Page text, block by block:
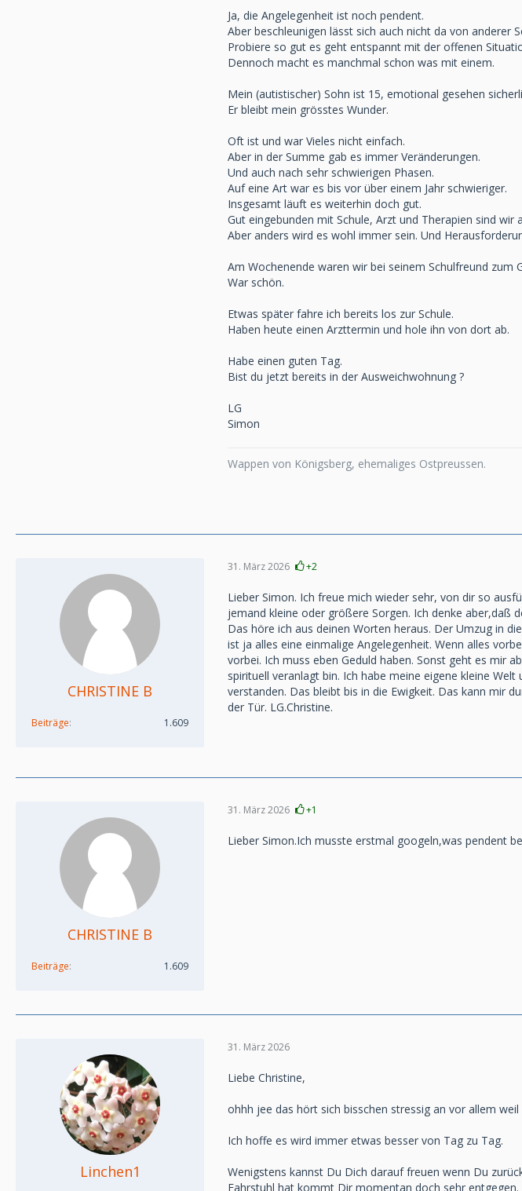
Ja, die Angelegenheit ist noch pendent.
Aber beschleunigen lässt sich auch nicht da von anderer
Probiere so gut es geht entspannt mit der offenen
Dennoch macht es manchmal schon was mit einem.
Mein (autistischer) Sohn ist 15, emotional gesehen
Er bleibt mein grösstes Wunder.
Oft ist und war Vieles nicht einfach.
Aber in der Summe gab es immer Veränderungen.
Und auch nach sehr schwierigen Phasen.
Auf eine Art war es bis vor über einem Jahr schwieriger.
Insgesamt läuft es weiterhin doch gut.
Gut eingebunden mit Schule, Arzt und Therapien sind wir
Aber anders wird es wohl immer sein. Und
Am Wochenende waren wir bei seinem Schulfreund zum
War schön.
Etwas später fahre ich bereits los zur Schule.
Haben heute einen Arzttermin und hole ihn von dort ab.
Habe einen guten Tag.
Bist du jetzt bereits in der Ausweichwohnung ?
LG
Simon
Wappen von Königsberg, ehemaliges Ostpreussen.
CHRISTINE B
Beiträge 1.609
31. März 2026 +2
Lieber Simon. Ich freue mich wieder sehr, von dir so
jemand kleine oder größere Sorgen. Ich denke aber,daß
Das höre ich aus deinen Worten heraus. Der Umzug in
ist ja alles eine einmalige Angelegenheit. Wenn alles
vorbei. Ich muss eben Geduld haben. Sonst geht es mir
spirituell veranlagt bin. Ich habe meine eigene kleine
verstanden. Das bleibt bis in die Ewigkeit. Das kann mir
der Tür. LG.Christine.
CHRISTINE B
Beiträge 1.609
31. März 2026 +1
Lieber Simon.Ich musste erstmal googeln,was pendent
Linchen1
31. März 2026
Liebe Christine,
ohhh jee das hört sich bisschen stressig an vor allem
Ich hoffe es wird immer etwas besser von Tag zu Tag.
Wenigstens kannst Du Dich darauf freuen wenn Du
Fahrstuhl hat kommt Dir momentan doch sehr entgegen.